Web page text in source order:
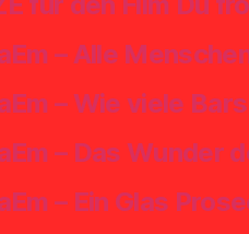
– Alle
– Wie viele
– Das
– Ein Glas